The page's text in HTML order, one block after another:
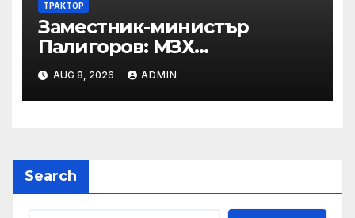
ТРАКТОР
Заместник-министър
Палигоров: МЗХ
предприема комплекс от
мерки за възстановяване на
горите от съхненето и на
AUG 8, 2026 ADMIN
Search